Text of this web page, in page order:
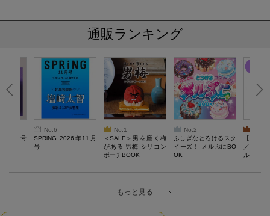
通販ランキング
10月号
No.6
SPRiNG 2026年11月
号
No.1
＜SALE＞男を磨く梅
がある 男梅 シリコン
ポーチBOOK
No.2
ふしぎなとろけるスク
イーズ！ メルぷにBO
OK
【
／Lサ
ル）【
労回復ウ
もっと見る